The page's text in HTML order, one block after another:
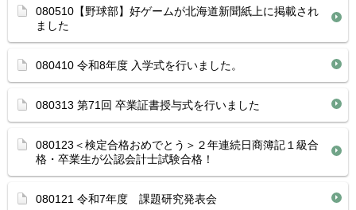
080510【野球部】好ゲームが北海道新聞紙上に掲載され
ました
080410 令和8年度 入学式を行いました。
080313 第71回 卒業証書授与式を行いました
080123＜検定合格おめでとう＞２年連続日商簿記１級合
格・卒業生が公認会計士試験合格！
080121 令和7年度 課題研究発表会